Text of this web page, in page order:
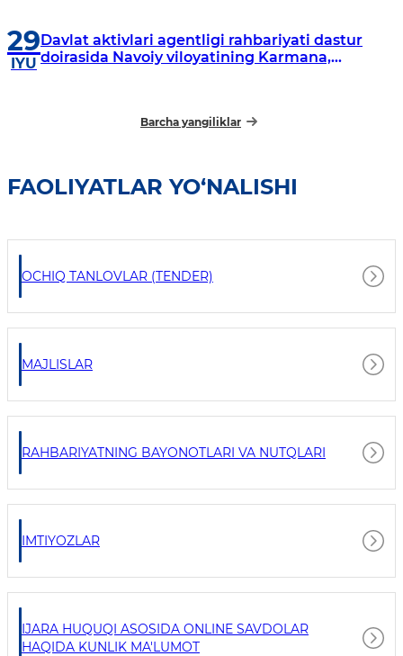
29
IYU
Davlat aktivlari agentligi rahbariyati dastur
doirasida Navoiy viloyatining Karmana,
Barcha yangiliklar
FAOLIYATLAR YO‘NALISHI
OCHIQ TANLOVLAR (TENDER)
MAJLISLAR
RAHBARIYATNING BAYONOTLARI VA NUTQLARI
IMTIYOZLAR
IJARA HUQUQI ASOSIDA ONLINE SAVDOLAR
HAQIDA KUNLIK MA'LUMOT